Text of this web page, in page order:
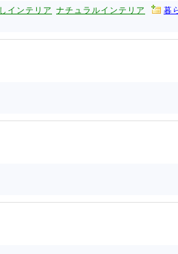
インテリア ナチュラルインテリア 暮